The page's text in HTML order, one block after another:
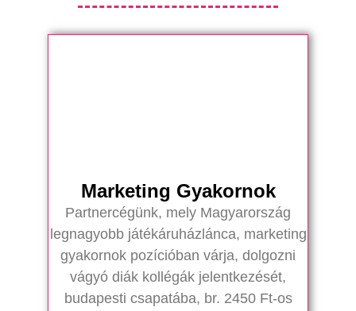
Marketing Gyakornok
Partnercégünk, mely Magyarország
legnagyobb játékáruházlánca, marketing
gyakornok pozícióban várja, dolgozni
vágyó diák kollégák jelentkezését,
budapesti csapatába, br. 2450 Ft-os